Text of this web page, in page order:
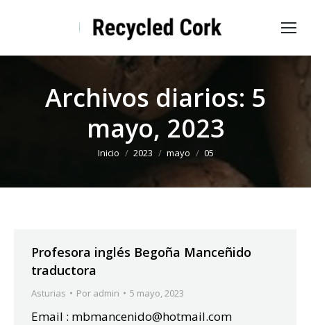
Archivos diarios: 5
mayo, 2023
Estás aquí:
Inicio 2023 mayo 05
Profesora inglés Begoña Manceñido
traductora
Asturias Por admin 5 mayo, 2023
Email : mbmancenido@hotmail.com